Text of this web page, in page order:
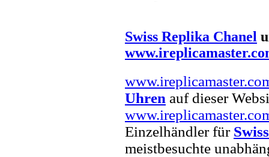
Swiss Replika Chanel
Uhren auf dieser
Einzelhändler für
meistbesuchte